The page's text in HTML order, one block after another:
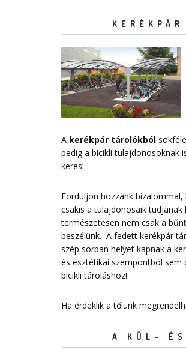
A kerékpár tárolókból
pedig a bicikli tulajdonosoknak
keres!
Forduljon hozzánk
csakis a tulajdonosaik
természetesen nem csak a
beszélünk. A fedett kerékpár
szép sorban helyet kapnak a
és esztétikai szempontból sem
bicikli tároláshoz!
Ha érdeklik a tőlünk
A KÜL- ÉS